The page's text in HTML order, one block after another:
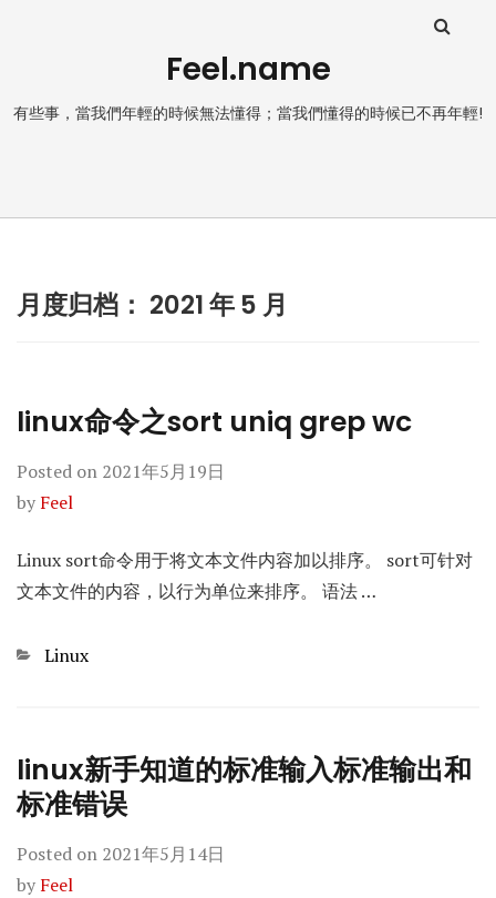
Feel.name
有些事，當我們年輕的時候無法懂得；當我們懂得的時候已不再年輕!
月度归档： 2021 年 5 月
linux命令之sort uniq grep wc
Posted on 2021年5月19日
by Feel
Linux sort命令用于将文本文件内容加以排序。 sort可针对
文本文件的内容，以行为单位来排序。 语法 …
Categories
Linux
linux新手知道的标准输入标准输出和
标准错误
Posted on 2021年5月14日
by Feel